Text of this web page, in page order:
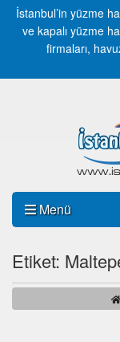
İstanbul’in yüzme
ve kapalı yüzme
firmaları,
Menü
Etiket: